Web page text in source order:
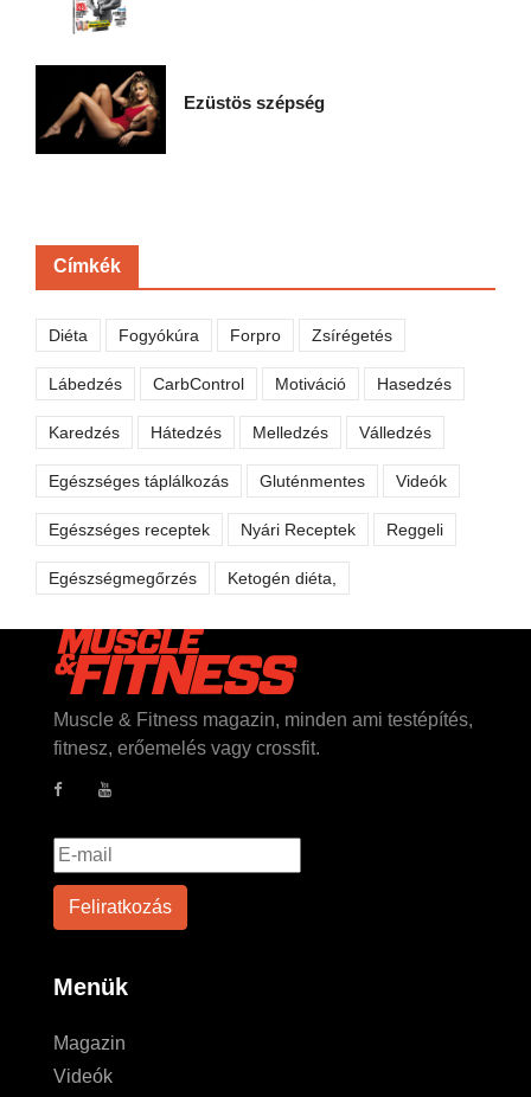
Ezüstös szépség
Címkék
Diéta Fogyókúra Forpro Zsírégetés
Lábedzés CarbControl Motiváció Hasedzés
Karedzés Hátedzés Melledzés Válledzés
Egészséges táplálkozás Gluténmentes Videók
Egészséges receptek Nyári Receptek Reggeli
Egészségmegőrzés Ketogén diéta,
Muscle & Fitness magazin, minden ami testépítés,
fitnesz, erőemelés vagy crossfit.
Menük
Magazin
Videók